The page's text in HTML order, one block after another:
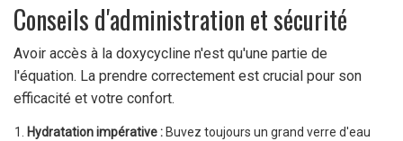
Conseils d'administration et sécurité
Avoir accès à la doxycycline n'est qu'une partie de
l'équation. La prendre correctement est crucial pour son
efficacité et votre confort.
Hydratation impérative : Buvez toujours un grand verre d'eau